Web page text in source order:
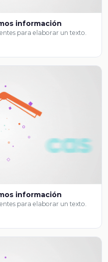
información
para elaborar un texto.
información
para elaborar un texto.